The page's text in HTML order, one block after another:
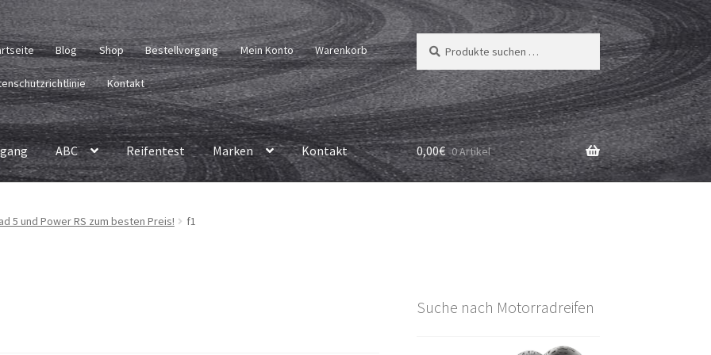
Blog Shop Bestellvorgang Mein Konto Warenkorb
Kontakt
Suchen
nach:
Suchen
ABC Reifentest Marken Kontakt 0,00€ 0 Artikel
5 und Power RS zum besten Preis! f1
Suche nach Motorradreifen